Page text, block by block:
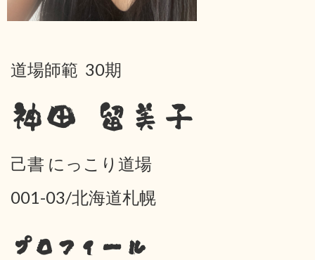
道場師範 30期
神田 留美子
己書 にっこり道場
001-03/北海道札幌
プロフィール